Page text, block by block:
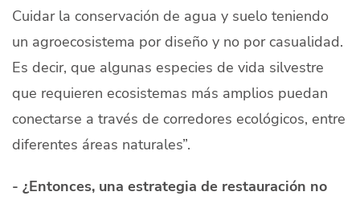
Cuidar la conservación de agua y suelo teniendo
un agroecosistema por diseño y no por casualidad.
Es decir, que algunas especies de vida silvestre
que requieren ecosistemas más amplios puedan
conectarse a través de corredores ecológicos, entre
diferentes áreas naturales”.
- ¿Entonces, una estrategia de restauración no